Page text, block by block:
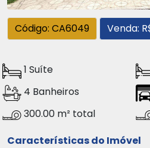
Código: CA6049 Venda:
1 Suíte
4 Banheiros
300.00 m² total
Características do Imóvel